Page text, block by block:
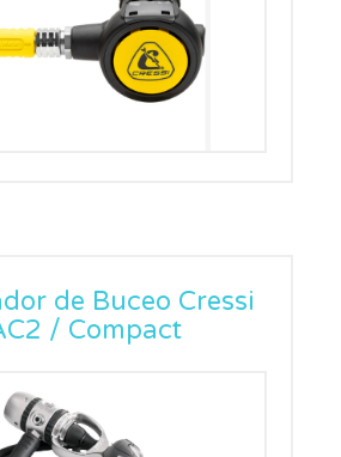
de Buceo Cressi
/ Compact